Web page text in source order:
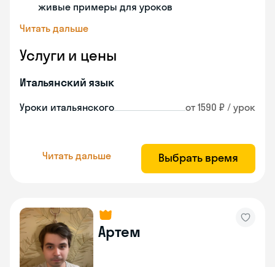
живые примеры для уроков
Читать дальше
Услуги и цены
Итальянский язык
Уроки итальянского от 1590 ₽ / урок
Читать дальше Выбрать время
Артем